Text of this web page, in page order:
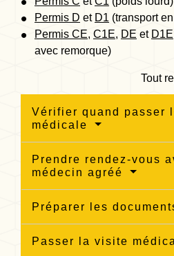
Permis D et D1 (transport
Permis CE, C1E, DE et D1E
avec remorque)
Tout
Vérifier quand passer
médicale
Prendre rendez-vous
médecin agréé
Préparer les
Passer la visite